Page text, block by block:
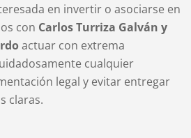
en invertir o asociarse en
con Carlos Turriza Galván y
actuar con extrema
cualquier
legal y evitar entregar
claras.